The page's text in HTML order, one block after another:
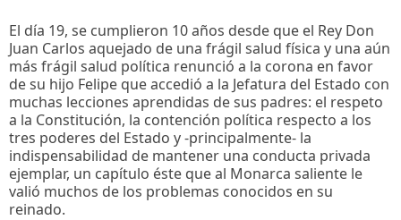
El día 19, se cumplieron 10 años desde que el Rey Don
Juan Carlos aquejado de una frágil salud física y una aún
más frágil salud política renunció a la corona en favor
de su hijo Felipe que accedió a la Jefatura del Estado con
muchas lecciones aprendidas de sus padres: el respeto
a la Constitución, la contención política respecto a los
tres poderes del Estado y -principalmente- la
indispensabilidad de mantener una conducta privada
ejemplar, un capítulo éste que al Monarca saliente le
valió muchos de los problemas conocidos en su
reinado.